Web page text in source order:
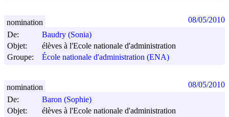
De:
Baudry (Sonia)
Objet:
élèves à l'Ecole nationale d'administration
Groupe:
École nationale d'administration (ENA)
nomination 08/05/2010
De:
Baron (Sophie)
Objet:
élèves à l'Ecole nationale d'administration
nomination 08/05/2010